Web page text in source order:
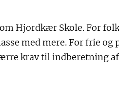
Hjordkær Skole. For
med mere. For frie
krav til indberetning af